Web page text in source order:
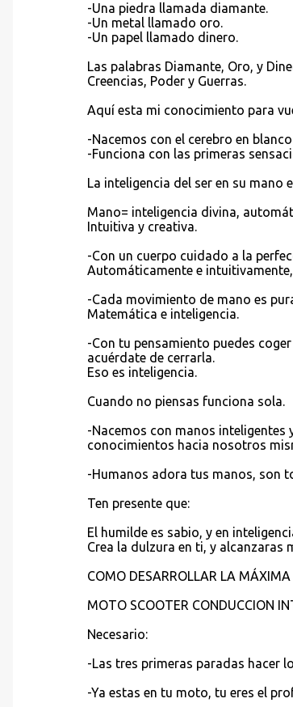
-Una piedra llamada diamante.
-Un metal llamado oro.
-Un papel llamado dinero.
Las palabras Diamante, Oro, y
Creencias, Poder y Guerras.
Aquí esta mi conocimiento para
-Nacemos con el cerebro en blanco
-Funciona con las primeras
La inteligencia del ser en su mano
Mano= inteligencia divina,
Intuitiva y creativa.
-Con un cuerpo cuidado a la
Automáticamente e
-Cada movimiento de mano es
Matemática e inteligencia.
-Con tu pensamiento puedes
acuérdate de cerrarla.
Eso es inteligencia.
Cuando no piensas funciona sola.
-Nacemos con manos
conocimientos hacia nosotros
-Humanos adora tus manos, son
Ten presente que:
El humilde es sabio, y en
Crea la dulzura en ti, y alcanzaras
COMO DESARROLLAR LA
MOTO SCOOTER CONDUCCION
Necesario:
-Las tres primeras paradas hacer
-Ya estas en tu moto, tu eres el